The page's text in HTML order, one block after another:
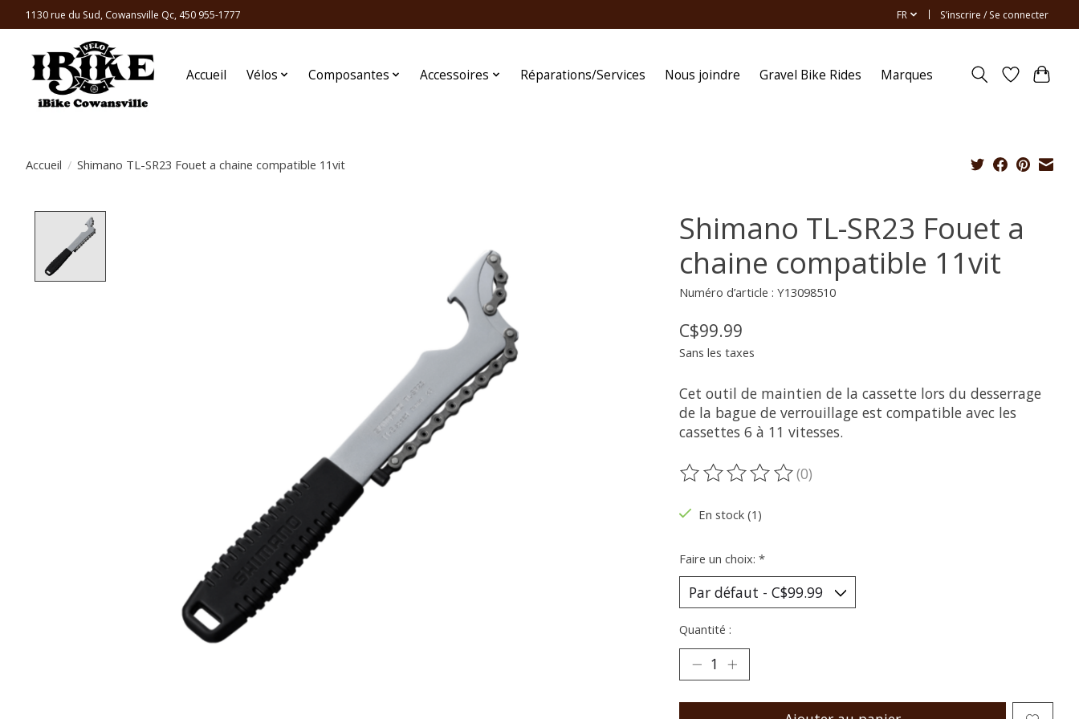
1130 rue du Sud, Cowansville Qc, 450 955-1777 FR S’inscrire / Se connecter
Accueil Vélos Composantes Accessoires Réparations/Services Nous joindre Gravel Bike Rides Marques
Accueil / Shimano TL-SR23 Fouet a chaine compatible 11vit
Shimano TL-SR23 Fouet a
chaine compatible 11vit
Numéro d’article : Y13098510
C$99.99
Sans les taxes
Cet outil de maintien de la cassette lors du desserrage
de la bague de verrouillage est compatible avec les
cassettes 6 à 11 vitesses.
Ce produit est évalué à
(0)
En stock (1)
Faire un choix: *
Quantité :